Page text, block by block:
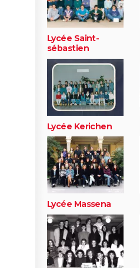
Lycée Saint-
sébastien
Lycée Kerichen
Lycée Massena